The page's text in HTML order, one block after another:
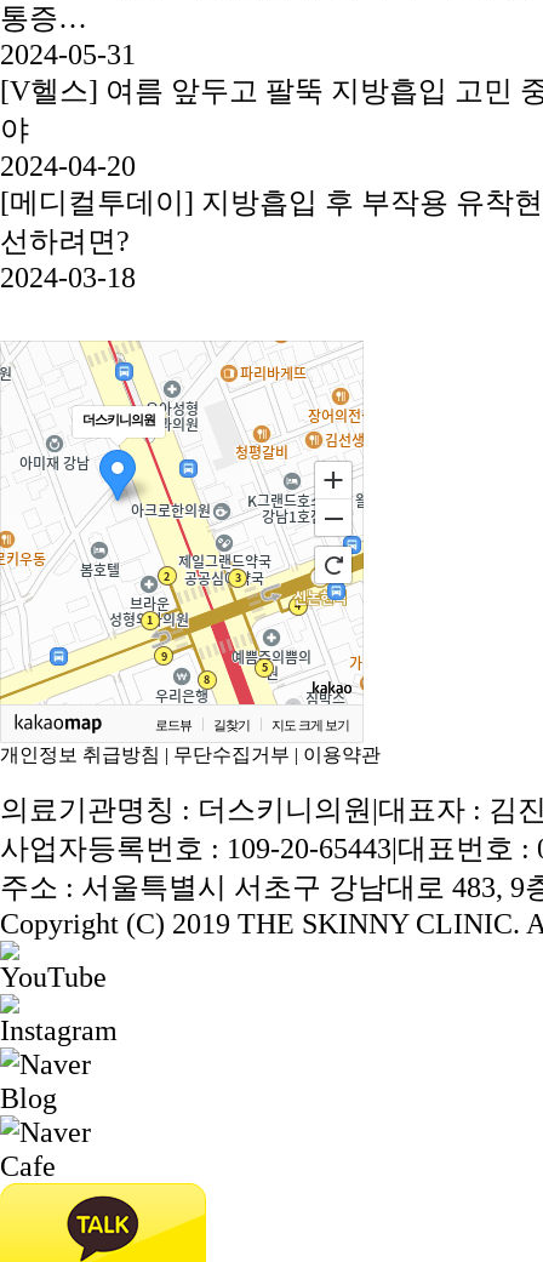
통증…
2024-05-31
[V헬스] 여름 앞두고 팔뚝 지방흡입 고민
야
2024-04-20
[메디컬투데이] 지방흡입 후 부작용 유착
선하려면?
2024-03-18
더스키니의원
로드뷰 길찾기 지도 크게 보기
개인정보 취급방침 | 무단수집거부 | 이용약관
의료기관명칭 : 더스키니의원|대표자 : 김
사업자등록번호 : 109-20-65443|대표번호 :
주소 : 서울특별시 서초구 강남대로 483, 9
Copyright (C) 2019 THE SKINNY CLINIC.